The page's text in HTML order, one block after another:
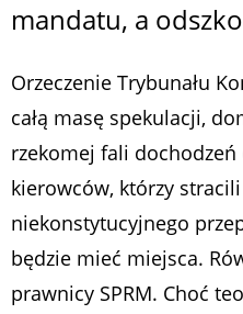
mandatu, a
Orzeczenie Trybunału
całą masę spekulacji,
rzekomej fali
kierowców, którzy
niekonstytucyjnego
będzie mieć miejsca.
prawnicy SPRM. Choć